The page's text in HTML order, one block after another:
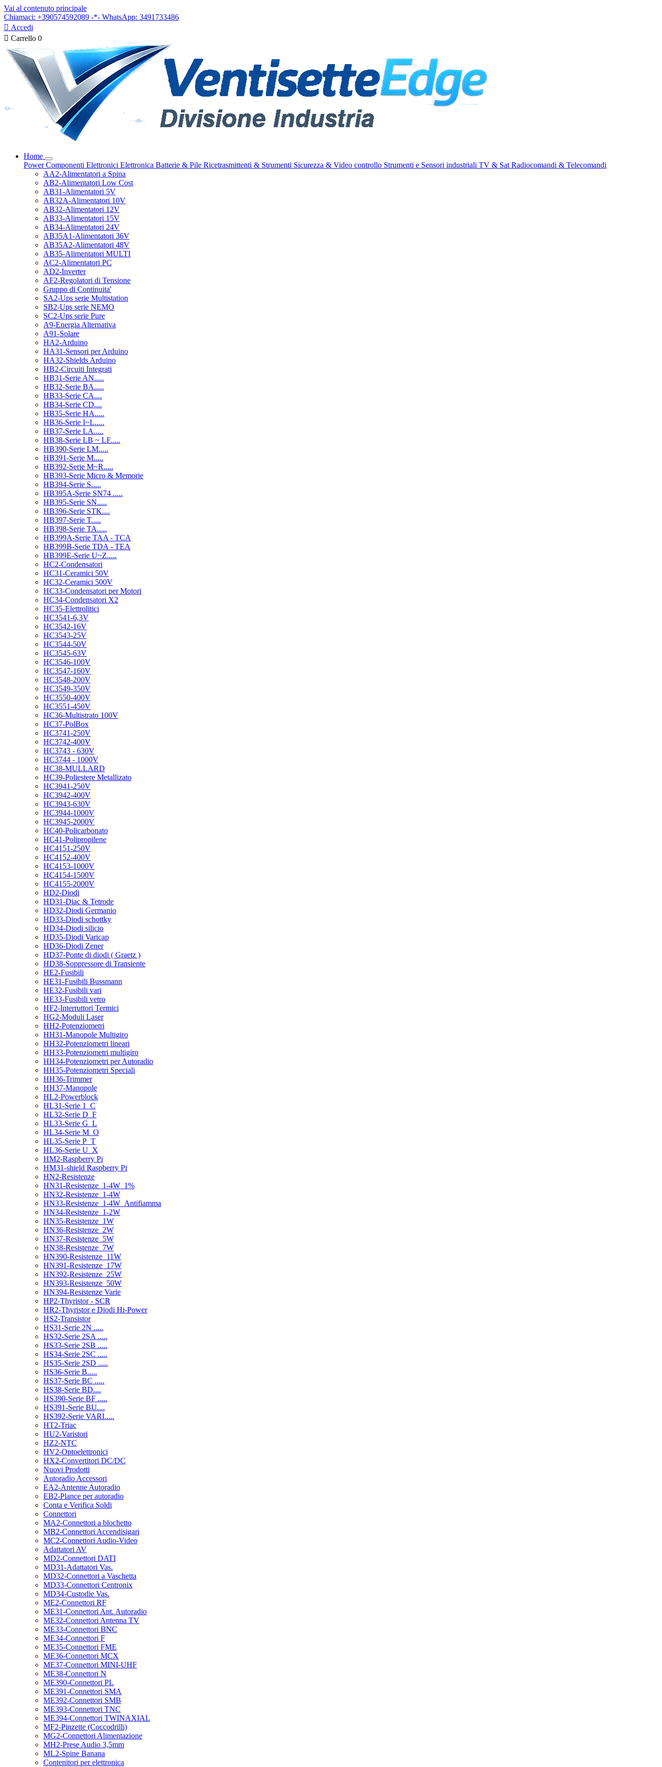
Vai al contenuto principale
Chiamaci: +390574592089 -*- WhatsApp: 3491733486
 Accedi
 Carrello 0
Home
PowerComponenti Elettronici Elettronica Batterie & Pile Ricetrasmittenti & Strumenti Sicurezza & Video controllo Strumenti e Sensori industriali TV & Sat Radiocomandi & Telecomandi
AA2-Alimentatori a Spina
AB2-Alimentatori Low Cost
AB31-Alimentatori 5V
AB32A-Alimentatori 10V
AB32-Alimentatori 12V
AB33-Alimentatori 15V
AB34-Alimentatori 24V
AB35A1-Alimentatori 36V
AB35A2-Alimentatori 48V
AB35-Alimentatori MULTI
AC2-Alimentatori PC
AD2-Inverter
AF2-Regolatori di Tensione
Gruppo di Continuita'
SA2-Ups serie Multistation
SB2-Ups serie NEMO
SC2-Ups serie Pure
A9-Energia Alternativa
A91-Solare
HA2-Arduino
HA31-Sensori per Arduino
HA32-Shields Arduino
HB2-Circuiti Integrati
HB31-Serie AN.....
HB32-Serie BA.....
HB33-Serie CA....
HB34-Serie CD....
HB35-Serie HA.....
HB36-Serie I~L.....
HB37-Serie LA.....
HB38-Serie LB ~ LF.....
HB390-Serie LM.....
HB391-Serie M.....
HB392-Serie M~R.....
HB393-Serie Micro & Memorie
HB394-Serie S.....
HB395A-Serie SN74 .....
HB395-Serie SN.....
HB396-Serie STK....
HB397-Serie T.....
HB398-Serie TA.....
HB399A-Serie TAA - TCA
HB399B-Serie TDA - TEA
HB399E-Serie U~Z.....
HC2-Condensatori
HC31-Ceramici 50V
HC32-Ceramici 500V
HC33-Condensatori per Motori
HC34-Condensatori X2
HC35-Elettrolitici
HC3541-6,3V
HC3542-16V
HC3543-25V
HC3544-50V
HC3545-63V
HC3546-100V
HC3547-160V
HC3548-200V
HC3549-350V
HC3550-400V
HC3551-450V
HC36-Multistrato 100V
HC37-PolBox
HC3741-250V
HC3742-400V
HC3743 - 630V
HC3744 - 1000V
HC38-MULLARD
HC39-Poliestere Metallizato
HC3941-250V
HC3942-400V
HC3943-630V
HC3944-1000V
HC3945-2000V
HC40-Policarbonato
HC41-Polipropilene
HC4151-250V
HC4152-400V
HC4153-1000V
HC4154-1500V
HC4155-2000V
HD2-Diodi
HD31-Diac & Tetrode
HD32-Diodi Germanio
HD33-Diodi schottky
HD34-Diodi silicio
HD35-Diodi Varicap
HD36-Diodi Zener
HD37-Ponte di diodi ( Graetz )
HD38-Soppressore di Transiente
HE2-Fusibili
HE31-Fusibili Bussmann
HE32-Fusibili vari
HE33-Fusibili vetro
HF2-Interruttori Termici
HG2-Moduli Laser
HH2-Potenziometri
HH31-Manopole Multigiro
HH32-Potenziometri lineari
HH33-Potenziometri multigiro
HH34-Potenziometri per Autoradio
HH35-Potenziometri Speciali
HH36-Trimmer
HH37-Manopole
HL2-Powerblock
HL31-Serie 1_C
HL32-Serie D_F
HL33-Serie G_L
HL34-Serie M_O
HL35-Serie P_T
HL36-Serie U_X
HM2-Raspberry Pi
HM31-shield Raspberry Pi
HN2-Resistenze
HN31-Resistenze_1-4W_1%
HN32-Resistenze_1-4W
HN33-Resistenze_1-4W_Antifiamma
HN34-Resistenze_1-2W
HN35-Resistenze_1W
HN36-Resistenze_2W
HN37-Resistenze_5W
HN38-Resistenze_7W
HN390-Resistenze_11W
HN391-Resistenze_17W
HN392-Resistenze_25W
HN393-Resistenze_50W
HN394-Resistenze Varie
HP2-Thyristor - SCR
HR2-Thyristor e Diodi Hi-Power
HS2-Transistor
HS31-Serie 2N .....
HS32-Serie 2SA .....
HS33-Serie 2SB .....
HS34-Serie 2SC .....
HS35-Serie 2SD .....
HS36-Serie B.....
HS37-Serie BC .....
HS38-Serie BD....
HS390-Serie BF .....
HS391-Serie BU....
HS392-Serie VARI.....
HT2-Triac
HU2-Varistori
HZ2-NTC
HV2-Optoelettronici
HX2-Convertitori DC/DC
Nuovi Prodotti
Autoradio Accessori
EA2-Antenne Autoradio
EB2-Plance per autoradio
Conta e Verifica Soldi
Connettori
MA2-Connettori a blochetto
MB2-Connettori Accendisigari
MC2-Connettori Audio-Video
Adattatori AV
MD2-Connettori DATI
MD31-Adattatori Vas.
MD32-Connettori a Vaschetta
MD33-Connettori Centronix
MD34-Custodie Vas.
ME2-Connettori RF
ME31-Connettori Ant. Autoradio
ME32-Connettori Antenna TV
ME33-Connettori BNC
ME34-Connettori F
ME35-Connettori FME
ME36-Connettori MCX
ME37-Connettori MINI-UHF
ME38-Connettori N
ME390-Connettori PL
ME391-Connettori SMA
ME392-Connettori SMB
ME393-Connettori TNC
ME394-Connettori TWINAXIAL
MF2-Pinzette (Coccodrilli)
MG2-Connettori Alimentazione
MH2-Prese Audio 3,5mm
ML2-Spine Banana
Contenitori per elettronica